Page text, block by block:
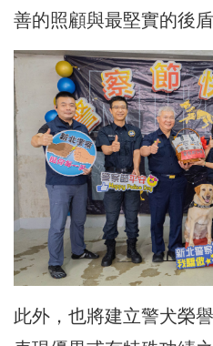
善的照顧與最堅實的後盾
此外，也將建立警犬榮